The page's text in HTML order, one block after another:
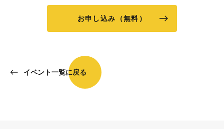
お申し込み（無料）
イベント一覧に戻る